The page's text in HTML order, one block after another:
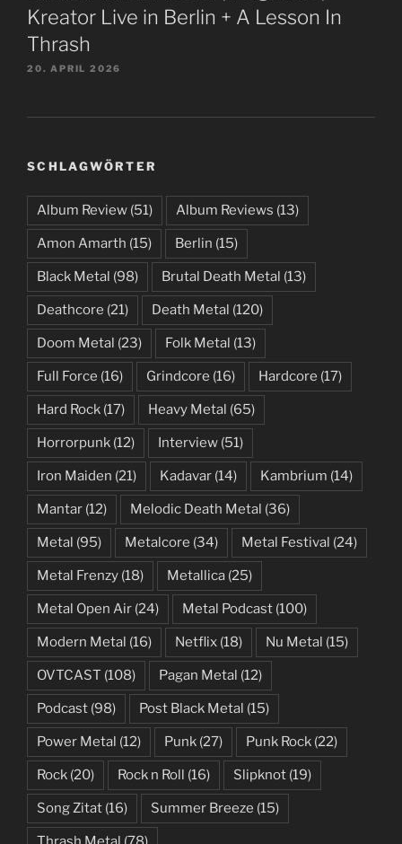
Kreator Live in Berlin + A Lesson In
Thrash
20. APRIL 2026
SCHLAGWÖRTER
Album Review (51) Album Reviews (13)
Amon Amarth (15) Berlin (15)
Black Metal (98) Brutal Death Metal (13)
Deathcore (21) Death Metal (120)
Doom Metal (23) Folk Metal (13)
Full Force (16) Grindcore (16) Hardcore (17)
Hard Rock (17) Heavy Metal (65)
Horrorpunk (12) Interview (51)
Iron Maiden (21) Kadavar (14) Kambrium (14)
Mantar (12) Melodic Death Metal (36)
Metal (95) Metalcore (34) Metal Festival (24)
Metal Frenzy (18) Metallica (25)
Metal Open Air (24) Metal Podcast (100)
Modern Metal (16) Netflix (18) Nu Metal (15)
OVTCAST (108) Pagan Metal (12)
Podcast (98) Post Black Metal (15)
Power Metal (12) Punk (27) Punk Rock (22)
Rock (20) Rock n Roll (16) Slipknot (19)
Song Zitat (16) Summer Breeze (15)